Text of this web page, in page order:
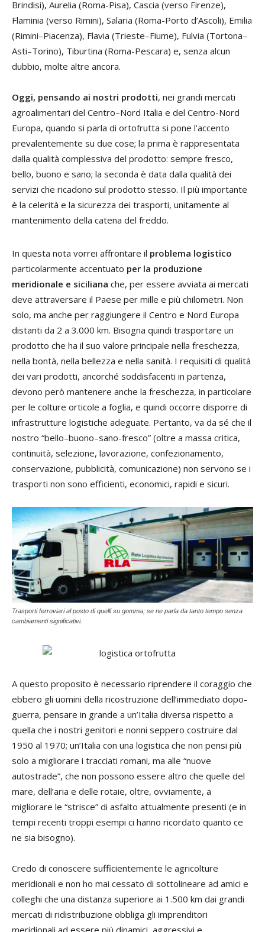
Brindisi), Aurelia (Roma-Pisa), Cascia (verso Firenze),
Flaminia (verso Rimini), Salaria (Roma-Porto d’Ascoli), Emilia
(Rimini–Piacenza), Flavia (Trieste–Fiume), Fulvia (Tortona–
Asti–Torino), Tiburtina (Roma-Pescara) e, senza alcun
dubbio, molte altre ancora.
Oggi, pensando ai nostri prodotti, nei grandi mercati
agroalimentari del Centro–Nord Italia e del Centro-Nord
Europa, quando si parla di ortofrutta si pone l’accento
prevalentemente su due cose; la prima è rappresentata
dalla qualità complessiva del prodotto: sempre fresco,
bello, buono e sano; la seconda è data dalla qualità dei
servizi che ricadono sul prodotto stesso. Il più importante
è la celerità e la sicurezza dei trasporti, unitamente al
mantenimento della catena del freddo.
In questa nota vorrei affrontare il problema logistico
particolarmente accentuato per la produzione
meridionale e siciliana che, per essere avviata ai mercati
deve attraversare il Paese per mille e più chilometri. Non
solo, ma anche per raggiungere il Centro e Nord Europa
distanti da 2 a 3.000 km. Bisogna quindi trasportare un
prodotto che ha il suo valore principale nella freschezza,
nella bontà, nella bellezza e nella sanità. I requisiti di qualità
dei vari prodotti, ancorché soddisfacenti in partenza,
devono però mantenere anche la freschezza, in particolare
per le colture orticole a foglia, e quindi occorre disporre di
infrastrutture logistiche adeguate. Pertanto, va da sé che il
nostro “bello–buono–sano-fresco” (oltre a massa critica,
continuità, selezione, lavorazione, confezionamento,
conservazione, pubblicità, comunicazione) non servono se i
trasporti non sono efficienti, economici, rapidi e sicuri.
Trasporti ferroviari al posto di quelli su gomma; se ne parla da tanto tempo senza
cambiamenti significativi.
A questo proposito è necessario riprendere il coraggio che
ebbero gli uomini della ricostruzione dell’immediato dopo-
guerra, pensare in grande a un’Italia diversa rispetto a
quella che i nostri genitori e nonni seppero costruire dal
1950 al 1970; un’Italia con una logistica che non pensi più
solo a migliorare i tracciati romani, ma alle “nuove
autostrade”, che non possono essere altro che quelle del
mare, dell’aria e delle rotaie, oltre, ovviamente, a
migliorare le “strisce” di asfalto attualmente presenti (e in
tempi recenti troppi esempi ci hanno ricordato quanto ce
ne sia bisogno).
Credo di conoscere sufficientemente le agricolture
meridionali e non ho mai cessato di sottolineare ad amici e
colleghi che una distanza superiore ai 1.500 km dai grandi
mercati di ridistribuzione obbliga gli imprenditori
meridionali ad essere più dinamici, aggressivi e